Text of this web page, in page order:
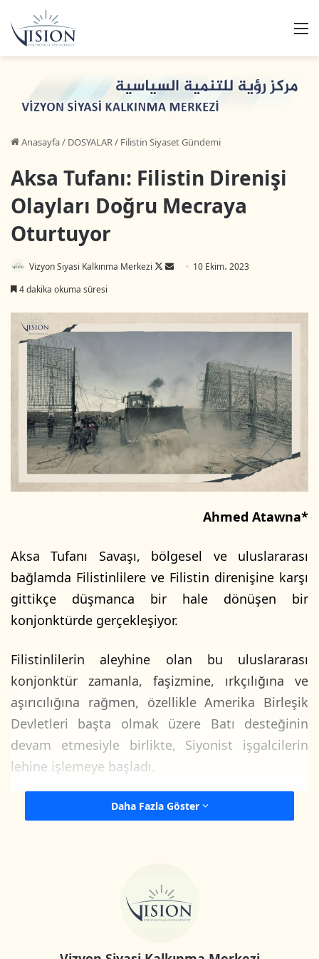
Anasayfa/ DOSYALAR/ Filistin Siyaset Gündemi
Aksa Tufanı: Filistin Direnişi
Olayları Doğru Mecraya
Oturtuyor
Vizyon Siyasi Kalkınma Merkezi
Follow
Bir
10 Ekim، 2023
4 dakika okuma süresi
Ahmed Atawna*
Aksa Tufanı Savaşı, bölgesel ve uluslararası
bağlamda Filistinlilere ve Filistin direnişine karşı
gittikçe düşmanca bir hale dönüşen bir
konjonktürde gerçekleşiyor.
Filistinlilerin aleyhine olan bu uluslararası
konjonktür zamanla, faşizmine, ırkçılığına ve
aşırıcılığına rağmen, özellikle Amerika Birleşik
Devletleri başta olmak üzere Batı desteğinin
devam etmesiyle birlikte, Siyonist işgalcilerin
lehine işlemeye başladı.
Aksa Tufanı savaşı, Filistin halkının sadece
edilmesi çağrısında bulunan aşırılıkçıları içeren
sağcı faşist dinci Siyonist bir hükümete karşı
Daha Fazla Göster